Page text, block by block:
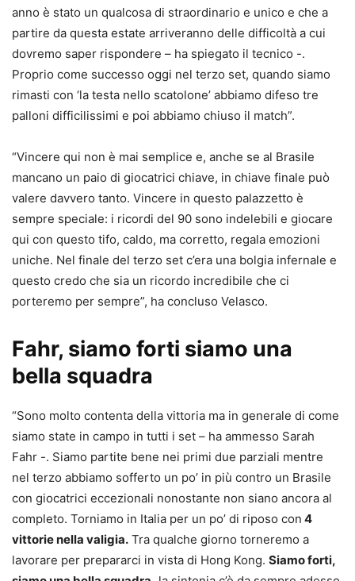
anno è stato un qualcosa di straordinario e unico e che a
partire da questa estate arriveranno delle difficoltà a cui
dovremo saper rispondere – ha spiegato il tecnico -.
Proprio come successo oggi nel terzo set, quando siamo
rimasti con ‘la testa nello scatolone’ abbiamo difeso tre
palloni difficilissimi e poi abbiamo chiuso il match”.
“Vincere qui non è mai semplice e, anche se al Brasile
mancano un paio di giocatrici chiave, in chiave finale può
valere davvero tanto. Vincere in questo palazzetto è
sempre speciale: i ricordi del 90 sono indelebili e giocare
qui con questo tifo, caldo, ma corretto, regala emozioni
uniche. Nel finale del terzo set c’era una bolgia infernale e
questo credo che sia un ricordo incredibile che ci
porteremo per sempre”, ha concluso Velasco.
Fahr, siamo forti siamo una
bella squadra
“Sono molto contenta della vittoria ma in generale di come
siamo state in campo in tutti i set – ha ammesso Sarah
Fahr -. Siamo partite bene nei primi due parziali mentre
nel terzo abbiamo sofferto un po’ in più contro un Brasile
con giocatrici eccezionali nonostante non siano ancora al
completo. Torniamo in Italia per un po’ di riposo con 4
vittorie nella valigia. Tra qualche giorno torneremo a
lavorare per prepararci in vista di Hong Kong. Siamo forti,